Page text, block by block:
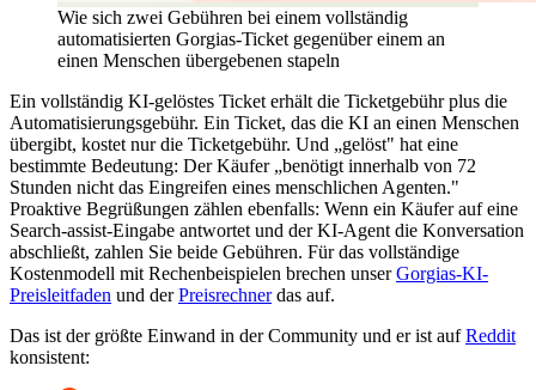
Wie sich zwei Gebühren bei einem vollständig
automatisierten Gorgias-Ticket gegenüber einem an
einen Menschen übergebenen stapeln
Ein vollständig KI-gelöstes Ticket erhält die Ticketgebühr plus die
Automatisierungsgebühr. Ein Ticket, das die KI an einen Menschen
übergibt, kostet nur die Ticketgebühr. Und „gelöst" hat eine
bestimmte Bedeutung: Der Käufer „benötigt innerhalb von 72
Stunden nicht das Eingreifen eines menschlichen Agenten."
Proaktive Begrüßungen zählen ebenfalls: Wenn ein Käufer auf eine
Search-assist-Eingabe antwortet und der KI-Agent die Konversation
abschließt, zahlen Sie beide Gebühren. Für das vollständige
Kostenmodell mit Rechenbeispielen brechen unserGorgias-KI-
Preisleitfaden und derPreisrechnerdas auf.
Das ist der größte Einwand in der Community und er ist aufReddit
konsistent: